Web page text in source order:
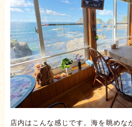
店内はこんな感じです。海を眺めな